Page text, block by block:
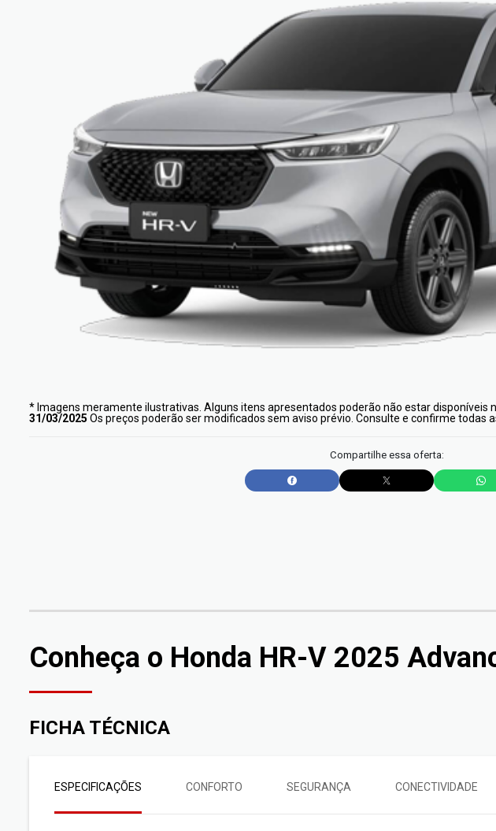
* Imagens meramente ilustrativas. Alguns itens apresentados poderão não estar disponíveis
31/03/2025 Os preços poderão ser modificados sem aviso prévio. Consulte e confirme todas
Compartilhe essa oferta:
Conheça o Honda HR-V 2025
FICHA TÉCNICA
ESPECIFICAÇÕES CONFORTO SEGURANÇA CONECTIVIDADE